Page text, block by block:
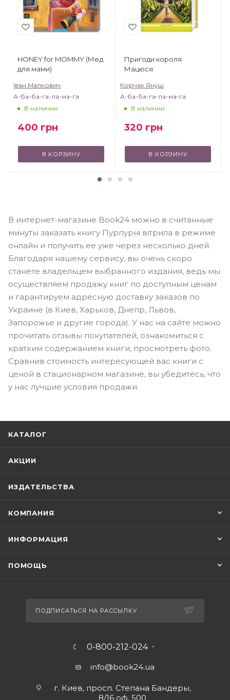
HONEY for MOMMY (Мед
для мами)
Іван Малкович
А-ба-ба-га-ла-ма-га
В наличии
400 грн
В КОРЗИНУ
Пригоди короля
Мацюся
Корчак Януш
А-ба-ба-га-ла-ма-га
В наличии
320 грн
В КОРЗИНУ
В интернет-магазине Book24 можно в считанные
минуты заказать книгу Пурпурні вітрила в режиме
онлайн и получить ее уже через несколько дней.
Благодаря нашему сервису, вы очень скоро
станете владельцем выбранного издания, ведь мы
осуществляем продажу книг по доступным ценам
и гарантируем адресную доставку заказов по
Украине (в Киев, Харьков, Днепр, Львов,
Запорожье и другие города). У нас на сайте можно
прочитать отзывы покупателей, ознакомиться с
кратким содержанием книги, просмотреть фото.
Сравнив стоимость интересующей вас книги с
ценой в стационарном магазине, вы убедитесь, что
у нас лучшие условия продажи.
КАТАЛОГ
АКЦИИ
ИЗДАТЕЛЬСТВА
КОМПАНИЯ
ИНФОРМАЦИЯ
ПОМОЩЬ
ПОДПИСАТЬСЯ НА РАССЫЛКУ
0-800-212-024
info@book24.ua
г. Киев, просп. Степана Бандеры,
8/16 оф. 500